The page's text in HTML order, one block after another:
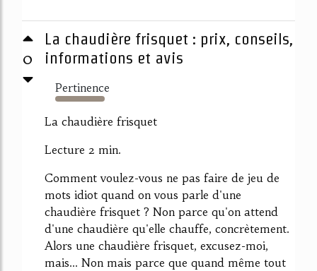
0
La chaudière frisquet : prix, conseils,
informations et avis
Pertinence
335%
La chaudière frisquet
Lecture 2 min.
Comment voulez-vous ne pas faire de jeu de
mots idiot quand on vous parle d'une
chaudière frisquet ? Non parce qu'on attend
d'une chaudière qu'elle chauffe, concrètement.
Alors une chaudière frisquet, excusez-moi,
mais... Non mais parce que quand même tout